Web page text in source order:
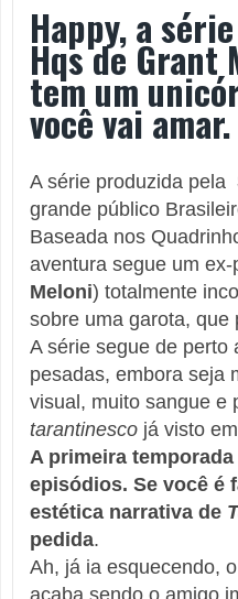
Happy, a
Hqs de Grant
tem um
você vai amar.
A série produzida pela
grande público
Baseada nos
aventura segue um ex-
Meloni) totalmente
sobre uma garota, que
A série segue de perto
pesadas, embora seja
visual, muito sangue e
tarantinesco já visto em
A primeira
episódios. Se você é
estética narrativa de
pedida.
Ah, já ia esquecendo,